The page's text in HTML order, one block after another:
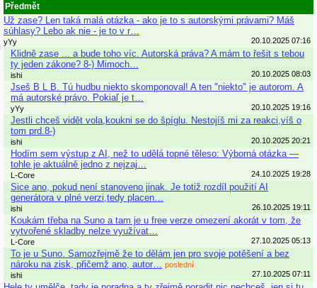
Předmět
Už zase? Len taká malá otázka - ako je to s autorskými právami? Máš
súhlasy? Lebo ak nie - je to v r…
yYy 20.10.2025 07:16
Klidně zase ... a bude toho víc. Autorská práva? A mám to řešit s tebou
ty jeden zákone? 8-) Mimoch…
ishi 20.10.2025 08:03
Jseš B L B. Tú hudbu niekto skomponoval! A ten "niekto" je autorom. A
má autorské právo. Pokiaľ je t…
yYy 20.10.2025 19:16
Jestli chceš vidět vola,koukni se do špíglu. Nestojíš mi za reakci,víš o
tom prd.8-)
ishi 20.10.2025 20:21
Hodím sem výstup z AI, než to udělá topné těleso: Výborná otázka —
tohle je aktuálně jedno z nejzaj…
L-Core 24.10.2025 19:28
Sice ano, pokud není stanoveno jinak. Je totiž rozdíl použití AI
generátora v plné verzi,tedy placen…
ishi 26.10.2025 19:11
Koukám třeba na Suno a tam je u free verze omezení akorát v tom, že
vytvořené skladby nelze využívat…
L-Core 27.10.2025 05:13
To je u Suno. Samozřejmě že to dělám jen pro svoje potěšení a bez
nároku na zisk, přičemž ano, autor…
poslední
ishi
27.10.2025 07:11